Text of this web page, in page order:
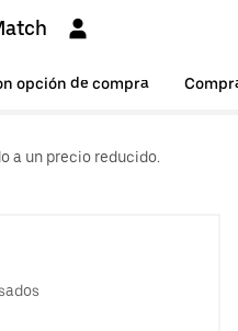
opción de compra
a un precio reducido.